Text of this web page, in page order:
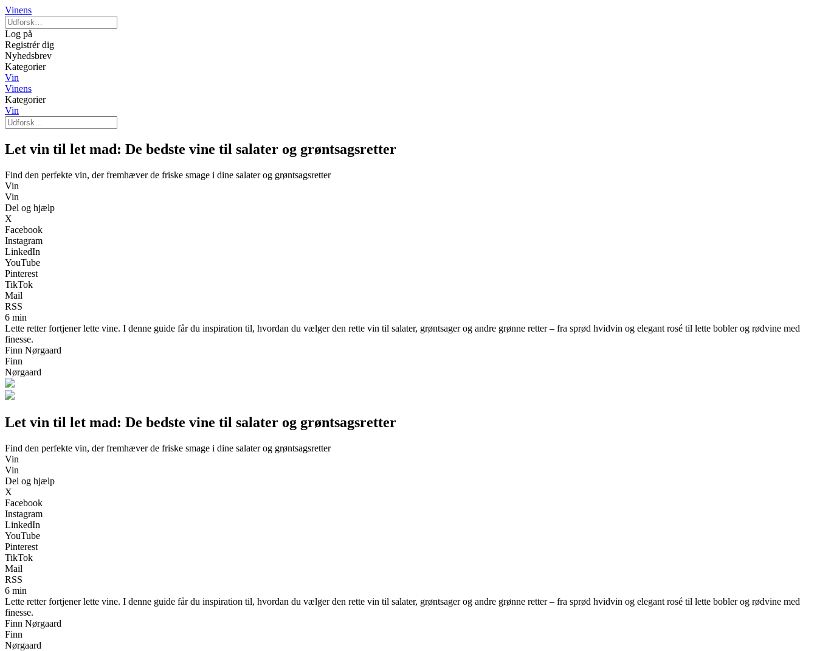
Vinens
Log på
Registrér dig
Nyhedsbrev
Kategorier
Vin
Vinens
Kategorier
Vin
Let vin til let mad: De bedste vine til salater og grøntsagsretter
Find den perfekte vin, der fremhæver de friske smage i dine salater og grøntsagsretter
Vin
Vin
Del og hjælp
X
Facebook
Instagram
LinkedIn
YouTube
Pinterest
TikTok
Mail
RSS
6 min
Lette retter fortjener lette vine. I denne guide får du inspiration til, hvordan du vælger den rette vin til salater, grøntsager og andre grønne retter – fra sprød hvidvin og elegant rosé til lette bobler og rødvine med
finesse.
Finn Nørgaard
Finn
Nørgaard
Let vin til let mad: De bedste vine til salater og grøntsagsretter
Find den perfekte vin, der fremhæver de friske smage i dine salater og grøntsagsretter
Vin
Vin
Del og hjælp
X
Facebook
Instagram
LinkedIn
YouTube
Pinterest
TikTok
Mail
RSS
6 min
Lette retter fortjener lette vine. I denne guide får du inspiration til, hvordan du vælger den rette vin til salater, grøntsager og andre grønne retter – fra sprød hvidvin og elegant rosé til lette bobler og rødvine med
finesse.
Finn Nørgaard
Finn
Nørgaard